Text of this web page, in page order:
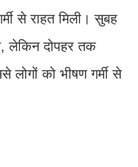
से राहत मिली। सुबह
लेकिन दोपहर तक
को भीषण गर्मी से